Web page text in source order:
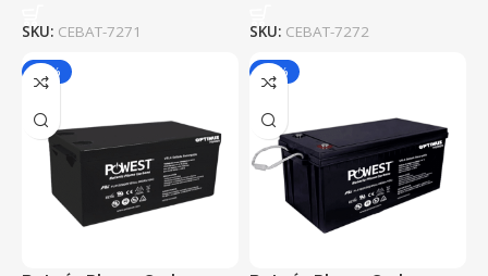
SKU: CEBAT-7271 SKU: CEBAT-7272
-20% -25%